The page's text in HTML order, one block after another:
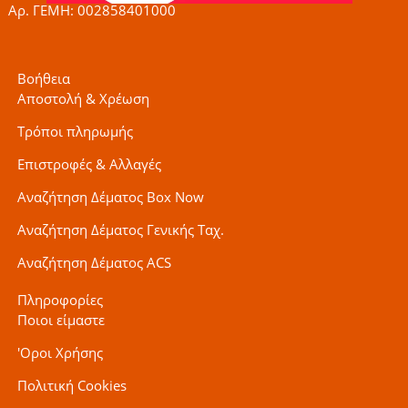
Αρ. ΓΕΜΗ: 002858401000
Βοήθεια
Αποστολή & Χρέωση
Τρόποι πληρωμής
Επιστροφές & Αλλαγές
Αναζήτηση Δέματος Box Now
Αναζήτηση Δέματος Γενικής Ταχ.
Αναζήτηση Δέματος ACS
Πληροφορίες
Ποιοι είμαστε
'Οροι Χρήσης
Πολιτική Cookies